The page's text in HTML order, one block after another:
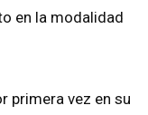
en la modalidad
primera vez en su